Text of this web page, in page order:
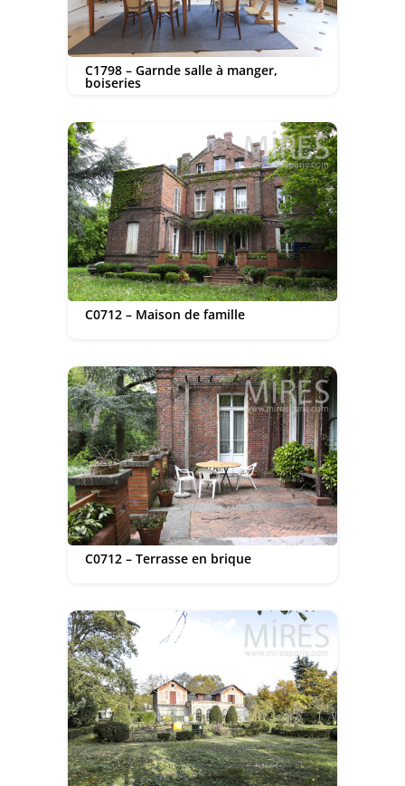
C1798 – Garnde salle à manger,
boiseries
C0712 – Maison de famille
C0712 – Terrasse en brique